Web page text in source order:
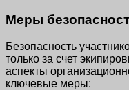
Меры
Безопасность
только за счет
аспекты
ключевые меры: